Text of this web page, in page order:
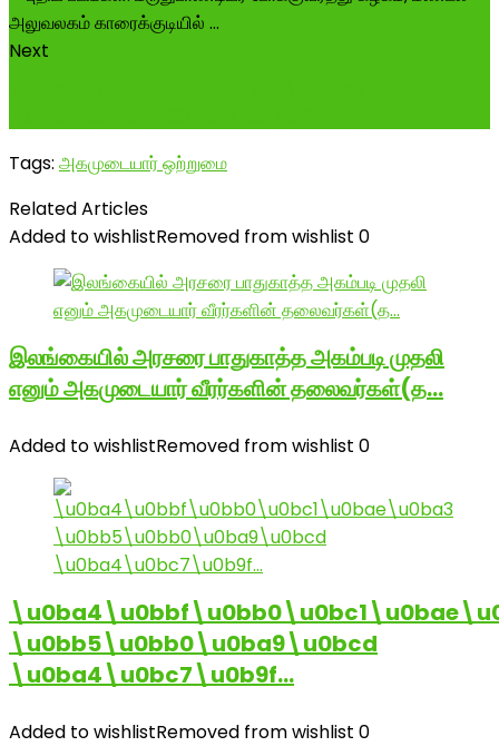
Next
Tags: அகமுடையார் ஒற்றுமை
Related Articles
Added to wishlistRemoved from wishlist 0
இலங்கையில் அரசரை பாதுகாத்த அகம்படி முதலி
எனும் அகமுடையார் வீரர்களின் தலைவர்கள்(த…
Added to wishlistRemoved from wishlist 0
\u0bb5\u0bb0\u0ba9\u0bcd
\u0ba4\u0bc7\u0b9f…
Added to wishlistRemoved from wishlist 0